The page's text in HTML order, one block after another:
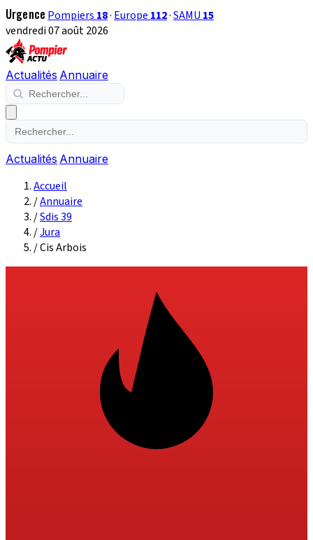
Urgence Pompiers 18· Europe 112·SAMU 15
vendredi 07 août 2026
Actualités Annuaire
Actualités Annuaire
Accueil
/Annuaire
/Sdis 39
/Jura
/Cis Arbois